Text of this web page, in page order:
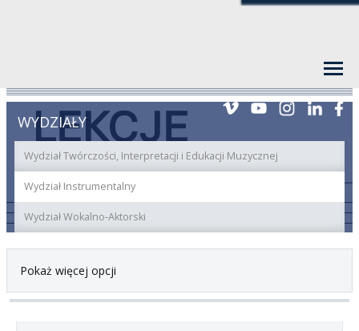
WYDZIAŁY
Wydział Twórczości, Interpretacji i Edukacji Muzycznej
Wydział Instrumentalny
Wydział Wokalno-Aktorski
Pokaż więcej opcji